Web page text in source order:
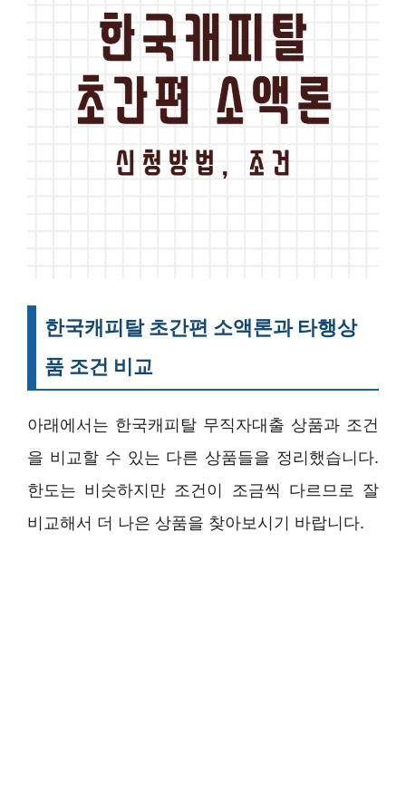
한국캐피탈 초간편 소액론과 타행상
품 조건 비교
아래에서는 한국캐피탈 무직자대출 상품과 조건
을 비교할 수 있는 다른 상품들을 정리했습니다.
한도는 비슷하지만 조건이 조금씩 다르므로 잘
비교해서 더 나은 상품을 찾아보시기 바랍니다.